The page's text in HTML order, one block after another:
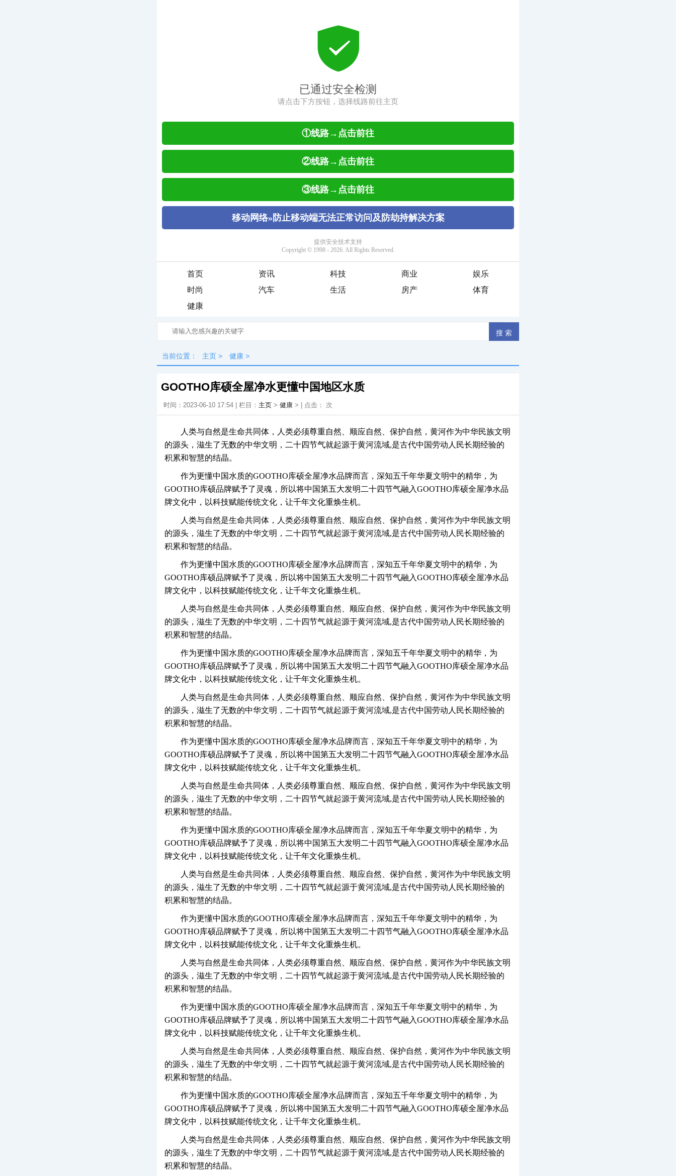
首页 资讯 科技 商业
娱乐
时尚
汽车 生活 房产
体育
健康
当前位置： 主页 > 健康 >
GOOTHO库硕全屋净水更懂中国地区水质
时间：2023-06-10 17:54 | 栏目： 主页 > 健康 > | 点击： 次
人类与自然是生命共同体，人类必须尊重自然、顺应自然、保护自然，黄河作为中华民族文明
的源头，滋生了无数的中华文明， 二十四节气就起源于黄河流域,是古代中国劳动人民长期经验的
积累和智慧的结晶。
作为更懂中国水质的GOOTHO库硕全屋净水品牌而言，深知五千年华夏文明中的精华，为
GOOTHO库硕品牌赋予了灵魂，所以将中国第五大发明二十四节气融入GOOTHO库硕全屋净水品
牌文化中，以科技赋能传统文化，让千年文化重焕生机。
人类与自然是生命共同体，人类必须尊重自然、顺应自然、保护自然，黄河作为中华民族文明
的源头，滋生了无数的中华文明， 二十四节气就起源于黄河流域,是古代中国劳动人民长期经验的
积累和智慧的结晶。
作为更懂中国水质的GOOTHO库硕全屋净水品牌而言，深知五千年华夏文明中的精华，为
GOOTHO库硕品牌赋予了灵魂，所以将中国第五大发明二十四节气融入GOOTHO库硕全屋净水品
牌文化中，以科技赋能传统文化，让千年文化重焕生机。
人类与自然是生命共同体，人类必须尊重自然、顺应自然、保护自然，黄河作为中华民族文明
的源头，滋生了无数的中华文明， 二十四节气就起源于黄河流域,是古代中国劳动人民长期经验的
积累和智慧的结晶。
作为更懂中国水质的GOOTHO库硕全屋净水品牌而言，深知五千年华夏文明中的精华，为
GOOTHO库硕品牌赋予了灵魂，所以将中国第五大发明二十四节气融入GOOTHO库硕全屋净水品
牌文化中，以科技赋能传统文化，让千年文化重焕生机。
人类与自然是生命共同体，人类必须尊重自然、顺应自然、保护自然，黄河作为中华民族文明
的源头，滋生了无数的中华文明， 二十四节气就起源于黄河流域,是古代中国劳动人民长期经验的
积累和智慧的结晶。
作为更懂中国水质的GOOTHO库硕全屋净水品牌而言，深知五千年华夏文明中的精华，为
GOOTHO库硕品牌赋予了灵魂，所以将中国第五大发明二十四节气融入GOOTHO库硕全屋净水品
牌文化中，以科技赋能传统文化，让千年文化重焕生机。
人类与自然是生命共同体，人类必须尊重自然、顺应自然、保护自然，黄河作为中华民族文明
的源头，滋生了无数的中华文明， 二十四节气就起源于黄河流域,是古代中国劳动人民长期经验的
积累和智慧的结晶。
作为更懂中国水质的GOOTHO库硕全屋净水品牌而言，深知五千年华夏文明中的精华，为
GOOTHO库硕品牌赋予了灵魂，所以将中国第五大发明二十四节气融入GOOTHO库硕全屋净水品
牌文化中，以科技赋能传统文化，让千年文化重焕生机。
人类与自然是生命共同体，人类必须尊重自然、顺应自然、保护自然，黄河作为中华民族文明
的源头，滋生了无数的中华文明， 二十四节气就起源于黄河流域,是古代中国劳动人民长期经验的
积累和智慧的结晶。
作为更懂中国水质的GOOTHO库硕全屋净水品牌而言，深知五千年华夏文明中的精华，为
GOOTHO库硕品牌赋予了灵魂，所以将中国第五大发明二十四节气融入GOOTHO库硕全屋净水品
牌文化中，以科技赋能传统文化，让千年文化重焕生机。
人类与自然是生命共同体，人类必须尊重自然、顺应自然、保护自然，黄河作为中华民族文明
的源头，滋生了无数的中华文明， 二十四节气就起源于黄河流域,是古代中国劳动人民长期经验的
积累和智慧的结晶。
作为更懂中国水质的GOOTHO库硕全屋净水品牌而言，深知五千年华夏文明中的精华，为
GOOTHO库硕品牌赋予了灵魂，所以将中国第五大发明二十四节气融入GOOTHO库硕全屋净水品
牌文化中，以科技赋能传统文化，让千年文化重焕生机。
人类与自然是生命共同体，人类必须尊重自然、顺应自然、保护自然，黄河作为中华民族文明
的源头，滋生了无数的中华文明， 二十四节气就起源于黄河流域,是古代中国劳动人民长期经验的
积累和智慧的结晶。
作为更懂中国水质的GOOTHO库硕全屋净水品牌而言，深知五千年华夏文明中的精华，为
GOOTHO库硕品牌赋予了灵魂，所以将中国第五大发明二十四节气融入GOOTHO库硕全屋净水品
牌文化中，以科技赋能传统文化，让千年文化重焕生机。
人类与自然是生命共同体，人类必须尊重自然、顺应自然、保护自然，黄河作为中华民族文明
的源头，滋生了无数的中华文明， 二十四节气就起源于黄河流域,是古代中国劳动人民长期经验的
积累和智慧的结晶。